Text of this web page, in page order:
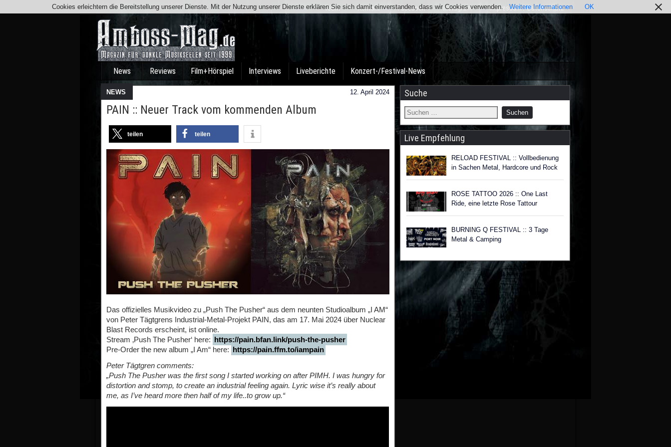
Team Kontakt Facebook Instagram Impressum / Datenschutz
News Reviews Film+Hörspiel Interviews Liveberichte Konzert-/Festival-News
NEWS 12. April 2024
PAIN :: Neuer Track vom kommenden Album
teilen teilen
Das offizielles Musikvideo zu „Push The Pusher“ aus dem neunten Studioalbum „I AM“
von Peter Tägtgrens Industrial-Metal-Projekt PAIN, das am 17. Mai 2024 über Nuclear
Blast Records erscheint, ist online.
Stream ‚Push The Pusher‘ here: https://pain.bfan.link/push-the-pusher
Pre-Order the new album „I Am“ here: https://pain.ffm.to/iampain
Peter Tägtgren comments:
„Push The Pusher was the first song I started working on after PIMH. I was hungry for
distortion and stomp, to create an industrial feeling again. Lyric wise it’s really about
me, as I’ve heard more then half of my life..to grow up.“
Suche
Live Empfehlung
RELOAD FESTIVAL :: Vollbedienung
in Sachen Metal, Hardcore und Rock
ROSE TATTOO 2026 :: One Last
Ride, eine letzte Rose Tattour
BURNING Q FESTIVAL :: 3 Tage
Metal & Camping
Cookies erleichtern die Bereitstellung unserer Dienste. Mit der Nutzung unserer Dienste erklären Sie sich damit einverstanden, dass wir Cookies verwenden. Weitere Informationen OK